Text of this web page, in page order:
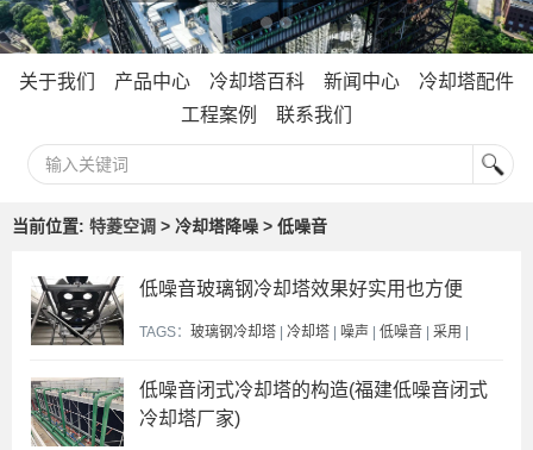
关于我们 产品中心 冷却塔百科 新闻中心
冷却塔配件
工程案例
联系我们
当前位置: 特菱空调 > 冷却塔降噪 > 低噪音
低噪音玻璃钢冷却塔效果好实用也方便
TAGS： 玻璃钢冷却塔 | 冷却塔 | 噪声 | 低噪音 | 采用 |
低噪音闭式冷却塔的构造(福建低噪音闭式
冷却塔厂家)